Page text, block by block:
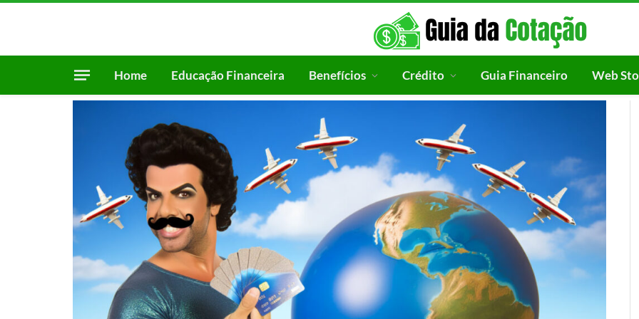
Home Educação Financeira Benefícios Crédito Guia Financeiro Web